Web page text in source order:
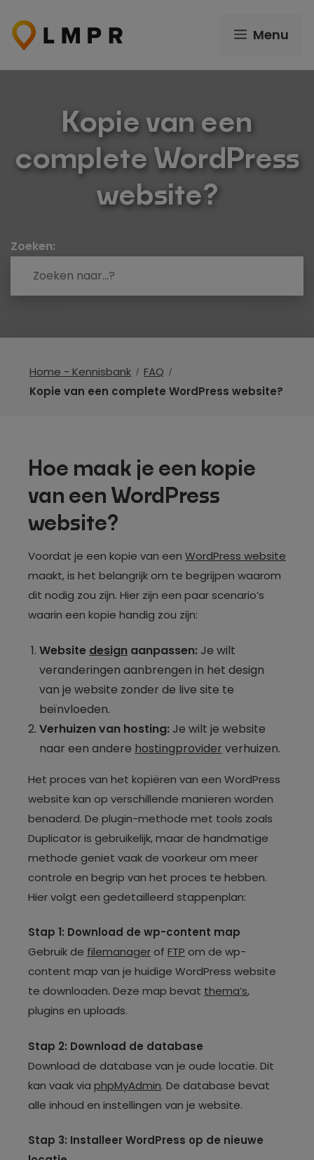
naar
inhoud
Menu
Kopie van een
complete WordPress
website?
Zoeken:
Home - Kennisbank
FAQ
Kopie van een complete WordPress website?
Hoe maak je een kopie
van een WordPress
website?
Voordat je een kopie van een WordPress website
maakt, is het belangrijk om te begrijpen waarom
dit nodig zou zijn. Hier zijn een paar scenario’s
waarin een kopie handig zou zijn:
Website design aanpassen:Je wilt
veranderingen aanbrengen in het design
van je website zonder de live site te
beïnvloeden.
Verhuizen van hosting:Je wilt je website
naar een andere hostingprovider verhuizen.
Het proces van het kopiëren van een WordPress
website kan op verschillende manieren worden
benaderd. De plugin-methode met tools zoals
Duplicator is gebruikelijk, maar de handmatige
methode geniet vaak de voorkeur om meer
controle en begrip van het proces te hebben.
Hier volgt een gedetailleerd stappenplan:
Stap 1: Download de wp-content map
Gebruik de filemanager of FTP om de wp-
content map van je huidige WordPress website
te downloaden. Deze map bevat thema’s,
plugins en uploads.
Stap 2: Download de database
Download de database van je oude locatie. Dit
kan vaak via phpMyAdmin. De database bevat
alle inhoud en instellingen van je website.
Stap 3: Installeer WordPress op de nieuwe